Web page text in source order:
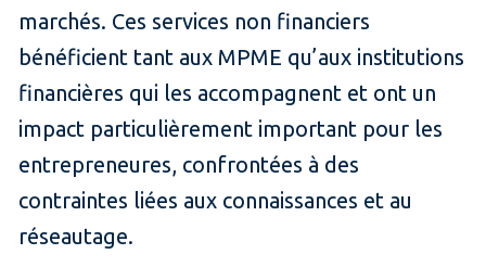
marchés. Ces services non financiers
bénéficient tant aux MPME qu’aux institutions
financières qui les accompagnent et ont un
impact particulièrement important pour les
entrepreneures, confrontées à des
contraintes liées aux connaissances et au
réseautage.